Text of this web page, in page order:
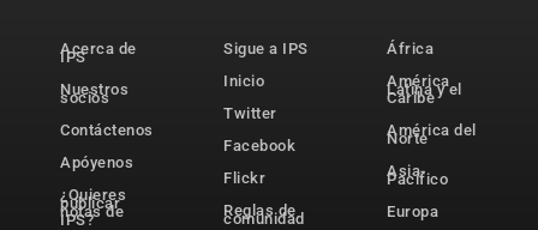
Acerca de
IPS
Nuestros
socios
Contáctenos
Apóyenos
¿Quieres
publicar
notas de
IPS?
Sigue a IPS
Inicio
Twitter
Facebook
Flickr
Reglas de
comunidad
África
América
Latina y el
Caribe
América del
Norte
Asia-
Pacífico
Europa